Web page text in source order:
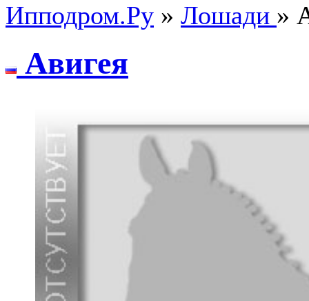
Ипподром.Ру » Лошади »
Авигея